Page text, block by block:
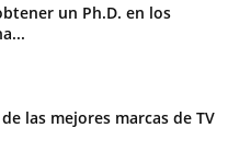
un Ph.D. en los
las mejores marcas de TV